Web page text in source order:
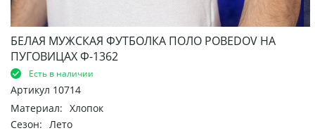
БЕЛАЯ МУЖСКАЯ ФУТБОЛКА ПОЛО POBEDOV НА
ПУГОВИЦАХ Ф-1362
Есть в наличии
Артикул 10714
Материал: Хлопок
Сезон: Лето